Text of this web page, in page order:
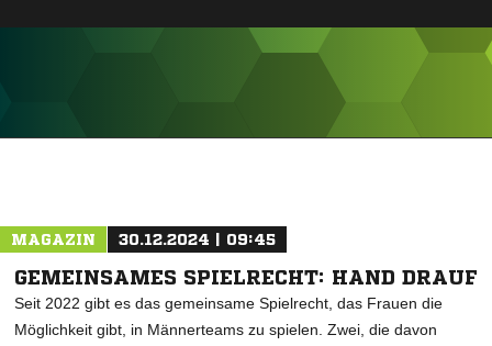
MAGAZIN 30.12.2024 | 09:45
GEMEINSAMES SPIELRECHT: HAND DRAUF
Seit 2022 gibt es das gemeinsame Spielrecht, das Frauen die
Möglichkeit gibt, in Männerteams zu spielen. Zwei, die davon